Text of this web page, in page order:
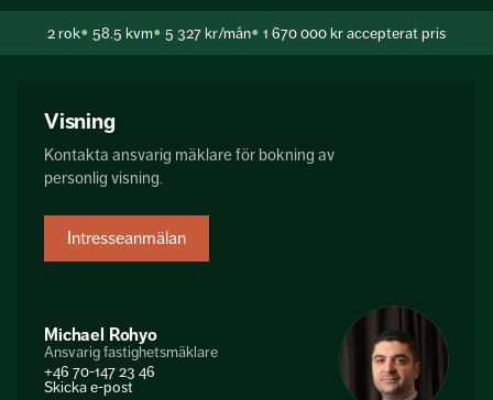
tapet samt en läcker akustikpanel som fondvägg. Dessutom
har badrummet genomgått stambyte...
2rok 58.5 kvm 5 327 kr/mån 1 670 000 kraccepterat pris
Visning
Kontakta ansvarig mäklare för bokning av
personlig visning.
Intresseanmälan
Michael Rohyo
Ansvarig fastighetsmäklare
+46 70-147 23 46
Skicka e-post